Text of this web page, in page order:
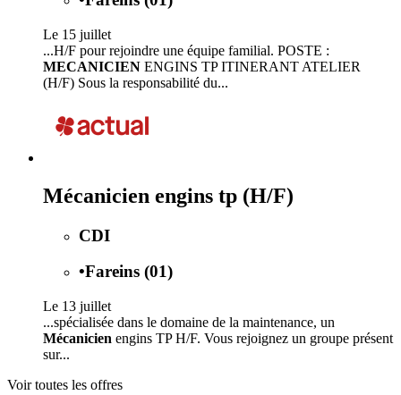
Le 15 juillet
...H/F pour rejoindre une équipe familial. POSTE :
MECANICIEN ENGINS TP ITINERANT ATELIER
(H/F) Sous la responsabilité du...
Mécanicien engins tp (H/F)
CDI
•Fareins (01)
Le 13 juillet
...spécialisée dans le domaine de la maintenance, un
Mécanicien engins TP H/F. Vous rejoignez un groupe présent
sur...
Voir toutes les offres